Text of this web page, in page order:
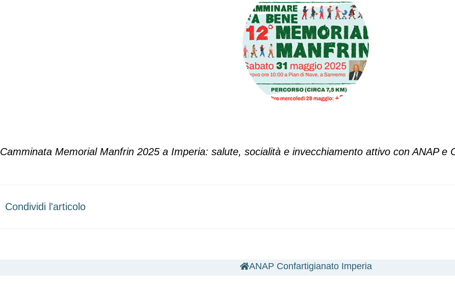
Camminata Memorial Manfrin 2025 a Imperia: salute, socialità e invecchiamento attivo con ANAP e
Condividi l'articolo
ANAP Confartigianato Imperia